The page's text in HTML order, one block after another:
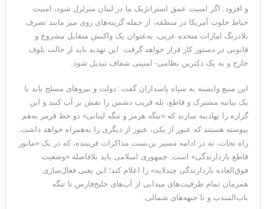
و افزود: اگر امنیت عمق استراتژیک ما در لبنان متزلزل شود، امنیت
حیاط خلوت آمریکا در منطقه، از جمله گزینه‌های روی میز مانند تصرف
بلادرنگ امارات متحده عربی، به‌عنوان یک واکنش متقابل مشروع و
قانونی در دستور کار قرار خواهد گرفت. این تهدید باید از حالت بلوف
خارج و به یک دکترین نظامی- امنیتی شفاف تبدیل شود.
این منبع وابسته به سپاه پاسداران گفت: دولت و نیروهای مسلح باید با
یک بیانیه مشترک و قاطع، تله فریب دشمن را نقش بر آب کنند و این
گزاره را نهادینه سازند که «تنگه هرمز و تنگه لیتانی» دو خط قرمز به‌هم
پیوسته هستند که عبور از یکی، عبور از دیگری را به‌همراه خواهد داشت.
راه نجات، نه در ادامه مسیر بن‌بست مذاکرات فریبنده، که در یک «مانور
قاطع بازدارندگی» است. جمهوری اسلامی باید بلافاصله «وضعیت
فوق‌العاده بازدارندگی چندلایه» را اعلام کند؛ این یعنی فعال‌سازی
همزمان تمام ظرفیت‌های میدانی از آب‌های خلیج‌فارس تا تنگه
باب‌المندب و تا جبهه‌های شمالی.